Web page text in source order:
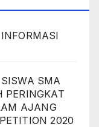
INFORMASI
SISWA SMA
PERINGKAT
AJANG
2020